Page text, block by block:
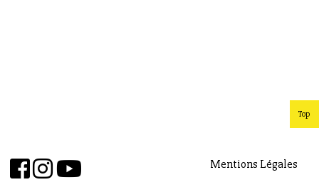
Mentions Légales
Top